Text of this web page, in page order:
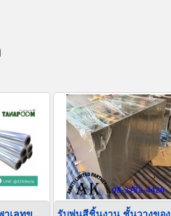
ขายส่งฟิล์มยืดพันพาเลทขนาดพันด้วยมือ Hand wrap รับพ่นสีชิ้นงาน ชั้นวางของ